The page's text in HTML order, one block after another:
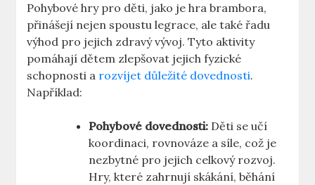
Pohybové hry pro děti, jako je hra brambora,
přinášejí nejen spoustu legrace, ale také řadu
výhod pro jejich zdravý vývoj. Tyto aktivity
pomáhají dětem zlepšovat jejich fyzické
schopnosti a rozvíjet důležité dovednosti.
Například:
Pohybové dovednosti: Děti se učí
koordinaci, rovnováze a síle, což je
nezbytné pro jejich celkový rozvoj.
Hry, které zahrnují skákání, běhání